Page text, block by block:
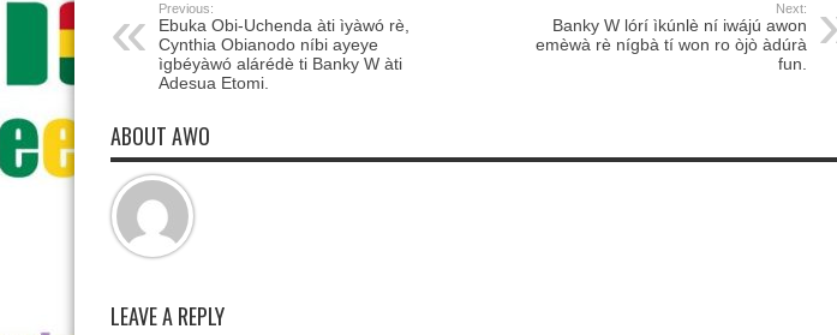
Previous:
Ebuka Obi-Uchenda àti ìyàwó rè,
Cynthia Obianodo níbi ayeye
ìgbéyàwó alárédè ti Banky W àti
Adesua Etomi.
Next:
Banky W lórí ìkúnlè ní iwájú awon
emèwà rè nígbà tí won ro òjò àdúrà
fun.
ABOUT AWO
LEAVE A REPLY